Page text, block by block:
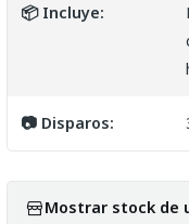
📦 Incluye:
📷 Disparos:
Mostrar stock de